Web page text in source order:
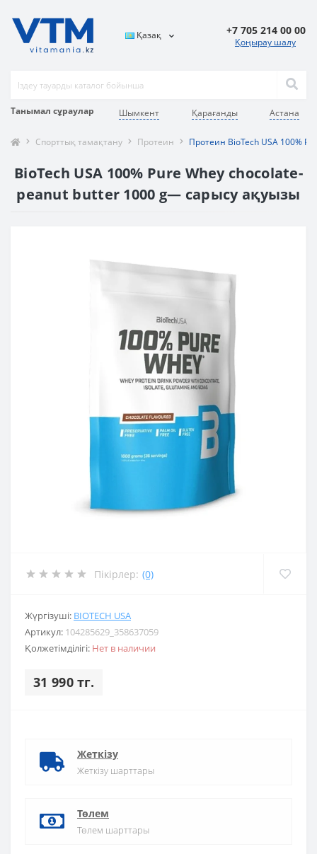
Танымал сұраулар Шымкент Қарағанды Астана
Қазақ +7 705 214 00 00
Қоңырау шалу
Спорттық тамақтану Протеин Протеин BioTech USA 100%
BioTech USA 100% Pure Whey chocolate-
peanut butter 1000 g— сарысу ақуызы
Пікірлер: (0)
Жүргізуші: BIOTECH USA
Артикул: 104285629_358637059
Қолжетімділігі: Нет в наличии
31 990 тг.
Жеткізу
Жеткізу шарттары
Төлем
Төлем шарттары